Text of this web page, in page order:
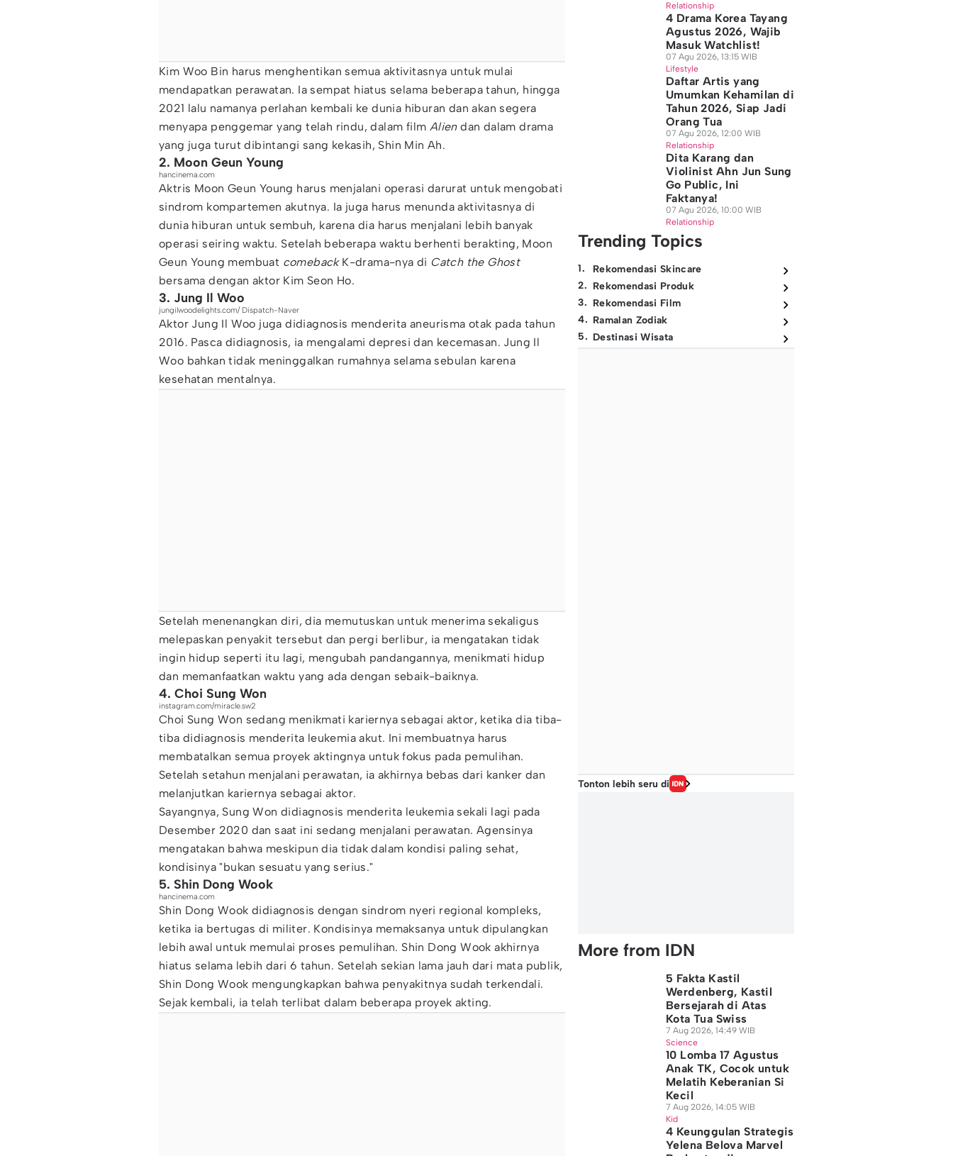
Kim Woo Bin harus menghentikan semua aktivitasnya untuk mulai
mendapatkan perawatan. Ia sempat hiatus selama beberapa tahun, hingga
2021 lalu namanya perlahan kembali ke dunia hiburan dan akan segera
menyapa penggemar yang telah rindu, dalam film Aliendan dalam drama
yang juga turut dibintangi sang kekasih, Shin Min Ah.
2. Moon Geun Young
hancinema.com
Aktris Moon Geun Young harus menjalani operasi darurat untuk mengobati
sindrom kompartemen akutnya. Ia juga harus menunda aktivitasnya di
dunia hiburan untuk sembuh, karena dia harus menjalani lebih banyak
operasi seiring waktu. Setelah beberapa waktu berhenti berakting, Moon
Geun Young membuat comebackK-drama-nya di Catch the Ghost
bersama dengan aktor Kim Seon Ho.
3. Jung Il Woo
jungilwoodelights.com/ Dispatch-Naver
Aktor Jung Il Woo juga didiagnosis menderita aneurisma otak pada tahun
2016. Pasca didiagnosis, ia mengalami depresi dan kecemasan. Jung Il
Woo bahkan tidak meninggalkan rumahnya selama sebulan karena
kesehatan mentalnya.
Setelah menenangkan diri, dia memutuskan untuk menerima sekaligus
melepaskan penyakit tersebut dan pergi berlibur, ia mengatakan tidak
ingin hidup seperti itu lagi, mengubah pandangannya, menikmati hidup
dan memanfaatkan waktu yang ada dengan sebaik-baiknya.
4. Choi Sung Won
instagram.com/miracle.sw2
Choi Sung Won sedang menikmati kariernya sebagai aktor, ketika dia tiba-
tiba didiagnosis menderita leukemia akut. Ini membuatnya harus
membatalkan semua proyek aktingnya untuk fokus pada pemulihan.
Setelah setahun menjalani perawatan, ia akhirnya bebas dari kanker dan
melanjutkan kariernya sebagai aktor.
Sayangnya, Sung Won didiagnosis menderita leukemia sekali lagi pada
Desember 2020 dan saat ini sedang menjalani perawatan. Agensinya
mengatakan bahwa meskipun dia tidak dalam kondisi paling sehat,
kondisinya "bukan sesuatu yang serius."
5. Shin Dong Wook
hancinema.com
Shin Dong Wook didiagnosis dengan sindrom nyeri regional kompleks,
ketika ia bertugas di militer. Kondisinya memaksanya untuk dipulangkan
lebih awal untuk memulai proses pemulihan. Shin Dong Wook akhirnya
hiatus selama lebih dari 6 tahun. Setelah sekian lama jauh dari mata publik,
Shin Dong Wook mengungkapkan bahwa penyakitnya sudah terkendali.
Sejak kembali, ia telah terlibat dalam beberapa proyek akting.
Relationship
4 Drama Korea Tayang
Agustus 2026, Wajib
Masuk Watchlist!
07 Agu 2026, 13:15 WIB
Lifestyle
Daftar Artis yang
Umumkan Kehamilan di
Tahun 2026, Siap Jadi
Orang Tua
07 Agu 2026, 12:00 WIB
Relationship
Dita Karang dan
Violinist Ahn Jun Sung
Go Public, Ini
Faktanya!
07 Agu 2026, 10:00 WIB
Relationship
Trending Topics
1.
Rekomendasi Skincare
2. Rekomendasi Produk
3. Rekomendasi Film
4. Ramalan Zodiak
5. Destinasi Wisata
Tonton lebih seru di
More from IDN
5 Fakta Kastil
Werdenberg, Kastil
Bersejarah di Atas
Kota Tua Swiss
7 Aug 2026, 14:49 WIB
Science
10 Lomba 17 Agustus
Anak TK, Cocok untuk
Melatih Keberanian Si
Kecil
7 Aug 2026, 14:05 WIB
Kid
4 Keunggulan Strategis
Yelena Belova Marvel